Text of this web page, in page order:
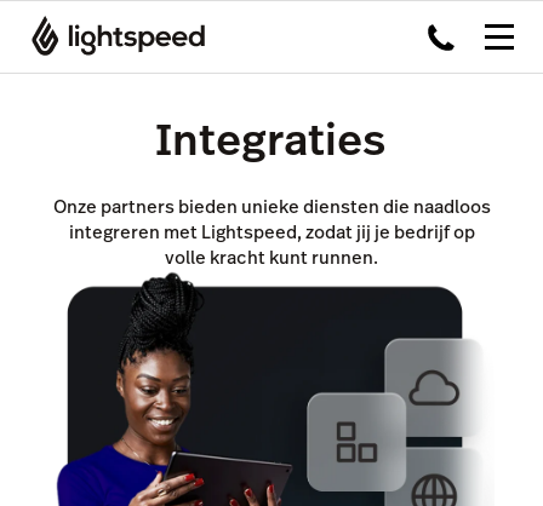
Integraties
Onze partners bieden unieke diensten die naadloos
integreren met Lightspeed, zodat jij je bedrijf op
volle kracht kunt runnen.